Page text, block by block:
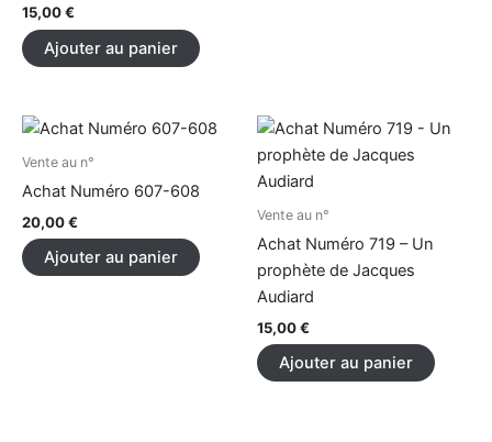
15,00€
Ajouter au panier
la
Vente au n°
Achat Numéro 607-608
20,00€
Ajouter au panier
Vente au n°
Achat Numéro 719 – Un
prophète de Jacques
Audiard
15,00€
Ajouter au panier